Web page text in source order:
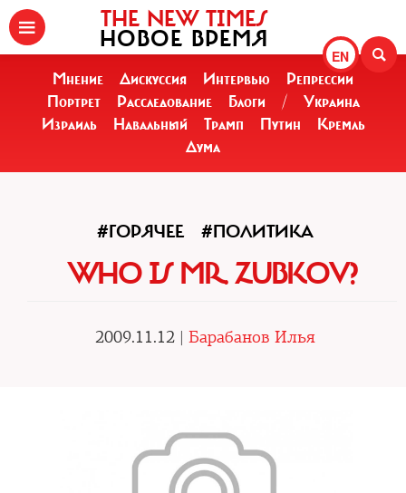
EN
THE NEW TIMES
НОВОЕ ВРЕМЯ
Мнение Дискуссия Интервью
Репрессии
Портрет
Расследование Блоги /
Украина
Израиль
Навальный Трамп Путин
Кремль
Дума
#ГОРЯЧЕЕ #ПОЛИТИКА
WHO IS MR. ZUBKOV?
2009.11.12 | Барабанов Илья